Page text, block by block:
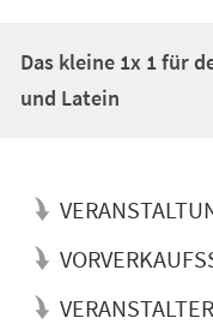
Das kleine 1x 1 für
und Latein
VERANSTALTER